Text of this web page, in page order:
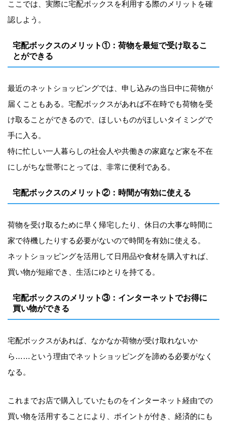
ここでは、実際に宅配ボックスを利用する際のメリットを確
認しよう。
宅配ボックスのメリット①：荷物を最短で受け取るこ
とができる
最近のネットショッピングでは、申し込みの当日中に荷物が
届くこともある。宅配ボックスがあれば不在時でも荷物を受
け取ることができるので、ほしいものがほしいタイミングで
手に入る。
特に忙しい一人暮らしの社会人や共働きの家庭など家を不在
にしがちな世帯にとっては、非常に便利である。
宅配ボックスのメリット②：時間が有効に使える
荷物を受け取るために早く帰宅したり、休日の大事な時間に
家で待機したりする必要がないので時間を有効に使える。
ネットショッピングを活用して日用品や食材を購入すれば、
買い物が短縮でき、生活にゆとりを持てる。
宅配ボックスのメリット③：インターネットでお得に
買い物ができる
宅配ボックスがあれば、なかなか荷物が受け取れないか
ら……という理由でネットショッピングを諦める必要がなく
なる。
これまでお店で購入していたものをインターネット経由での
買い物を活用することにより、ポイントが付き、経済的にも